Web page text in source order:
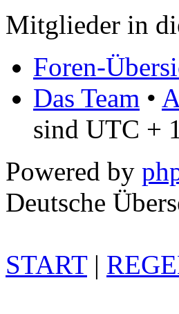
Mitglieder in
Foren-
Das Team •
sind UTC +
Powered by
Deutsche
START|